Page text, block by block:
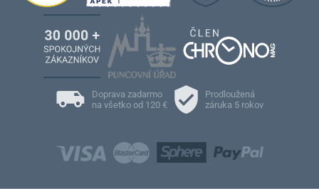
Doprava zadarmo
na všetko od 120 €
Prodloužená
záruka 5 rokov